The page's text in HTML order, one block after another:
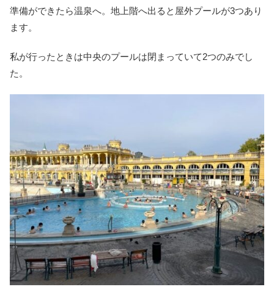
準備ができたら温泉へ。地上階へ出ると屋外プールが3つあり
ます。
私が行ったときは中央のプールは閉まっていて2つのみでし
た。